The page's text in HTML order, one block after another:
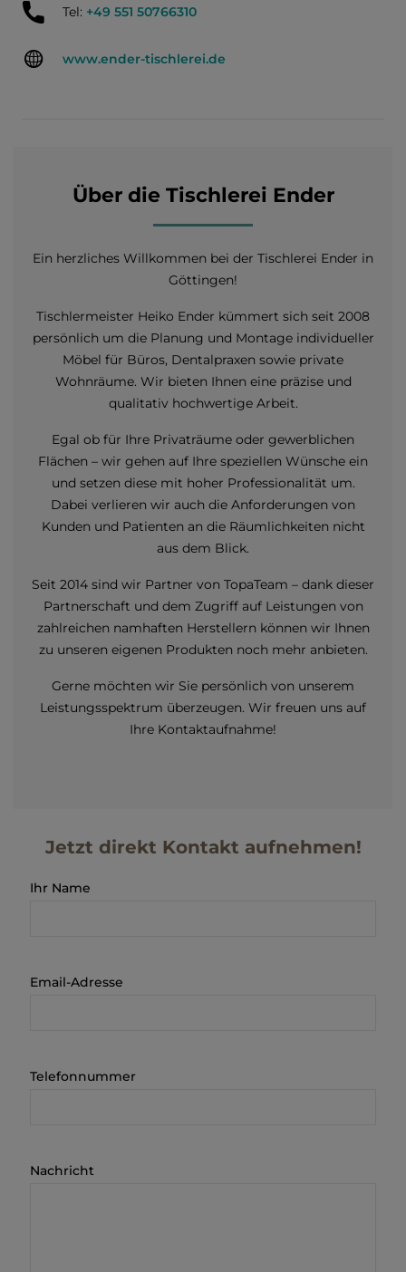
Tel: +49 551 50766310
www.ender-tischlerei.de
Über die Tischlerei Ender
Ein herzliches Willkommen bei der Tischlerei Ender in
Göttingen!
Tischlermeister Heiko Ender kümmert sich seit 2008
persönlich um die Planung und Montage individueller
Möbel für Büros, Dentalpraxen sowie private
Wohnräume. Wir bieten Ihnen eine präzise und
qualitativ hochwertige Arbeit.
Egal ob für Ihre Privaträume oder gewerblichen
Flächen – wir gehen auf Ihre speziellen Wünsche ein
und setzen diese mit hoher Professionalität um.
Dabei verlieren wir auch die Anforderungen von
Kunden und Patienten an die Räumlichkeiten nicht
aus dem Blick.
Seit 2014 sind wir Partner von TopaTeam – dank dieser
Partnerschaft und dem Zugriff auf Leistungen von
zahlreichen namhaften Herstellern können wir Ihnen
zu unseren eigenen Produkten noch mehr anbieten.
Gerne möchten wir Sie persönlich von unserem
Leistungsspektrum überzeugen. Wir freuen uns auf
Ihre Kontaktaufnahme!
Jetzt direkt Kontakt aufnehmen!
Ihr Name
Email-Adresse
Telefonnummer
Nachricht